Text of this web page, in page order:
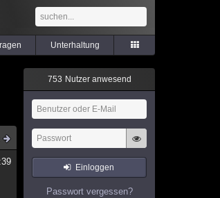
Unterhaltung
753 Nutzer anwesend
Einloggen
Passwort vergessen?